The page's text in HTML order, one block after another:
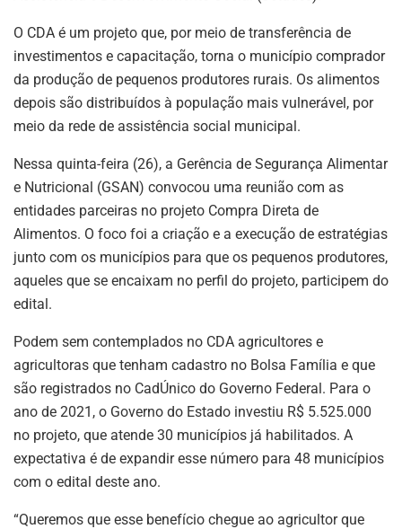
O CDA é um projeto que, por meio de transferência de
investimentos e capacitação, torna o município comprador
da produção de pequenos produtores rurais. Os alimentos
depois são distribuídos à população mais vulnerável, por
meio da rede de assistência social municipal.
Nessa quinta-feira (26), a Gerência de Segurança Alimentar
e Nutricional (GSAN) convocou uma reunião com as
entidades parceiras no projeto Compra Direta de
Alimentos. O foco foi a criação e a execução de estratégias
junto com os municípios para que os pequenos produtores,
aqueles que se encaixam no perfil do projeto, participem do
edital.
Podem sem contemplados no CDA agricultores e
agricultoras que tenham cadastro no Bolsa Família e que
são registrados no CadÚnico do Governo Federal. Para o
ano de 2021, o Governo do Estado investiu R$ 5.525.000
no projeto, que atende 30 municípios já habilitados. A
expectativa é de expandir esse número para 48 municípios
com o edital deste ano.
“Queremos que esse benefício chegue ao agricultor que